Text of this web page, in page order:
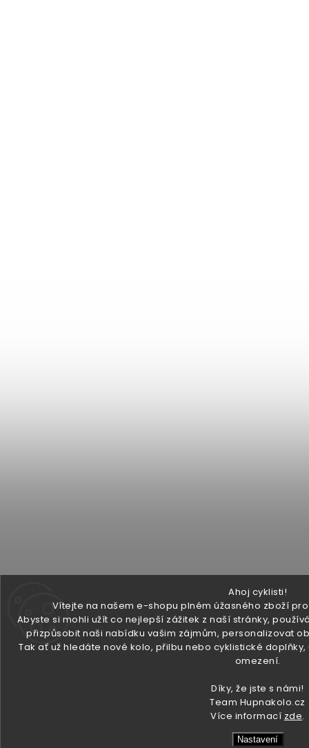
Ahoj cyklisti!
Vítejte na našem e-shopu plném úžasného zboží
Abyste si mohli užít co nejlepší zážitek z naší stránky,
přizpůsobit naši nabídku vašim zájmům, personalizovat
Tak ať už hledáte nové kolo, přilbu nebo cyklistické
omezení.
Díky, že jste s námi!
Team Hupnakolo.cz
Více informací zde.
Nastavení